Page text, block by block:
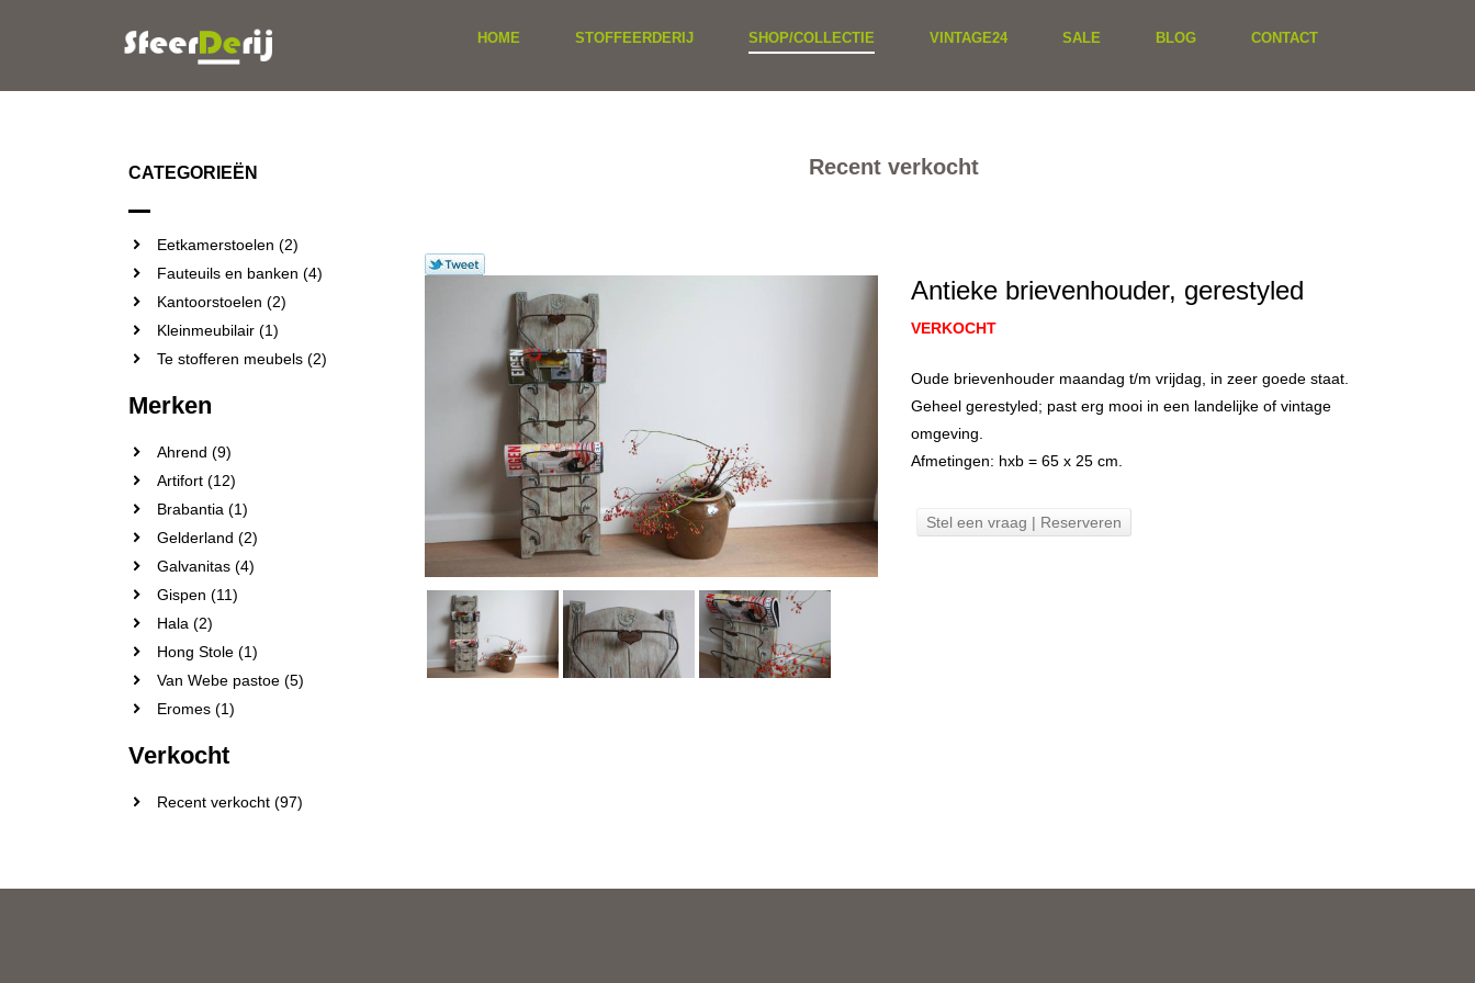
HOME STOFFEERDERIJ SHOP/COLLECTIE VINTAGE24 SALE BLOG CONTACT
CATEGORIEËN
Eetkamerstoelen (2)
Fauteuils en banken (4)
Kantoorstoelen (2)
Kleinmeubilair (1)
Te stofferen meubels (2)
Merken
Ahrend (9)
Artifort (12)
Brabantia (1)
Gelderland (2)
Galvanitas (4)
Gispen (11)
Hala (2)
Hong Stole (1)
Van Webe pastoe (5)
Eromes (1)
Verkocht
Recent verkocht (97)
Recent verkocht
Antieke brievenhouder, gerestyled
VERKOCHT
Oude brievenhouder maandag t/m vrijdag, in zeer goede staat.
Geheel gerestyled; past erg mooi in een landelijke of vintage
omgeving.
Afmetingen: hxb = 65 x 25 cm.
Stel een vraag | Reserveren